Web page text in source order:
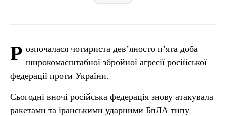
Р озпочалася чотириста дев’яносто п’ята доба
широкомасштабної збройної агресії російської
федерації проти України.
Сьогодні вночі російська федерація знову атакувала
ракетами та іранськими ударними БпЛА типу